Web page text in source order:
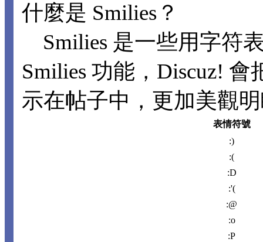
什麼是 Smilies？
Smilies 是一些用字符
Smilies 功能，Discuz!
示在帖子中，更加美觀
表情符號
:)
:(
:D
:'(
:@
:o
:P